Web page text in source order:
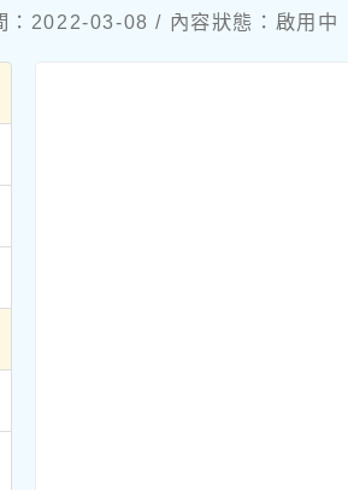
2022-03-08 / 內容狀態：啟用中